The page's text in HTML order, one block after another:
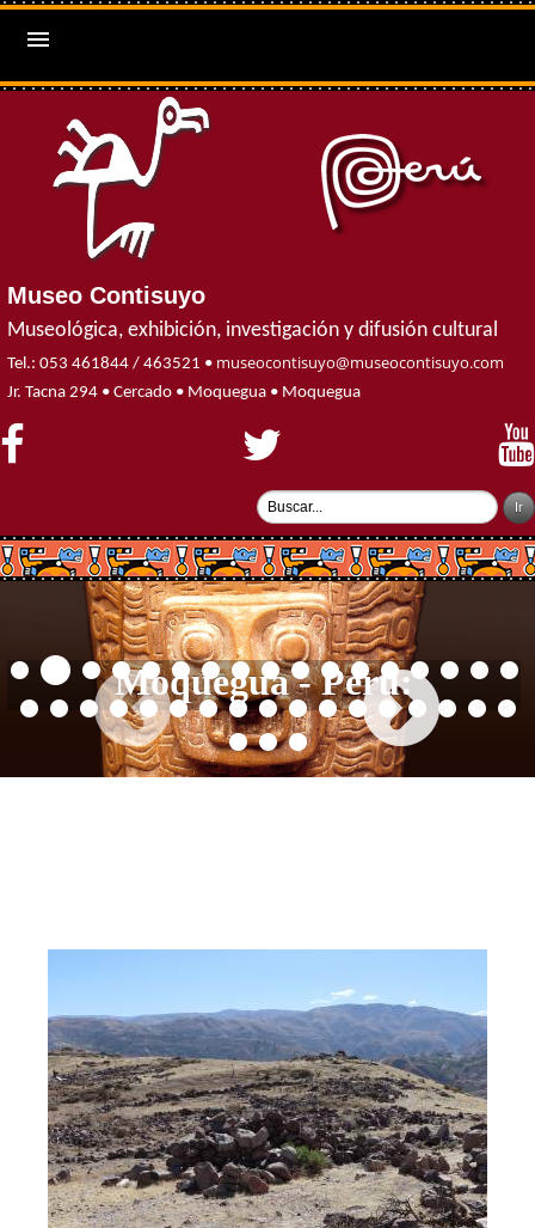

Museo Contisuyo
Museológica, exhibición, investigación y difusión cultural
Tel.: 053 461844 / 463521 • museocontisuyo@museocontisuyo.com
Jr. Tacna 294 • Cercado • Moquegua • Moquegua
Moquegua - Perú: